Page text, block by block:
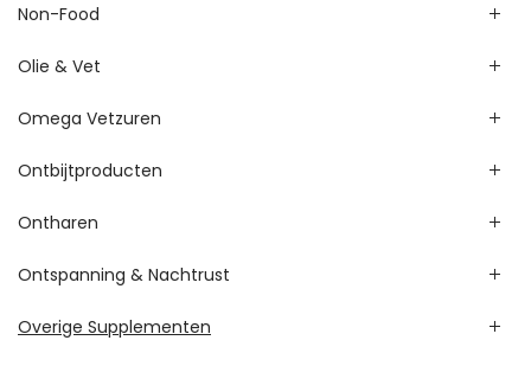
Non-Food
Olie & Vet
Omega Vetzuren
Ontbijtproducten
Ontharen
Ontspanning & Nachtrust
Overige Supplementen